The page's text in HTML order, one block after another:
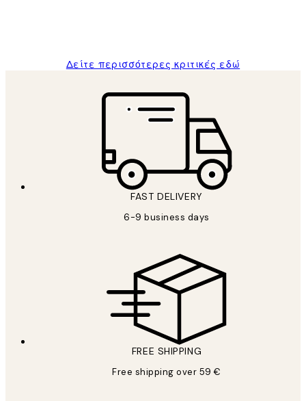
Δείτε περισσότερες κριτικές εδώ
FAST DELIVERY
6-9 business days
FREE SHIPPING
Free shipping over 59 €